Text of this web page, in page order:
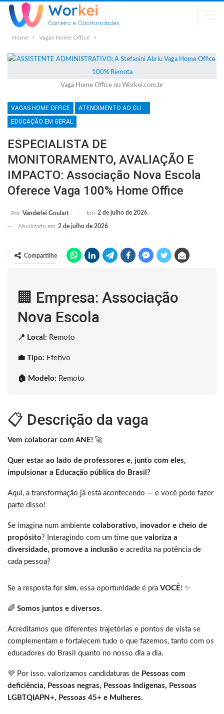
Home Vagas Home Office
Vaga Home Office no Workei.com.br
VAGAS HOME OFFICE
ATENDIMENTO AO CLIENTE
EDUCAÇÃO EM GERAL
ESPECIALISTA DE
MONITORAMENTO, AVALIAÇÃO E
IMPACTO: Associação Nova Escola
Oferece Vaga 100% Home Office
Por Vanderlei Goulart Em 2 de julho de 2026
Atualizado em 2 de julho de 2026
Compartilhe
🏢 Empresa: Associação
Nova Escola
📍 Local: Remoto
💼 Tipo: Efetivo
🏠 Modelo: Remoto
📋 Descrição da vaga
Vem colaborar com ANE! 🚀
Quer estar ao lado de professores e, junto com eles,
impulsionar a Educação pública do Brasil?
Aqui, a transformação já está acontecendo — e você pode fazer
parte disso!
Se imagina num ambiente colaborativo, inovador e cheio de
propósito? Interagindo com um time que valoriza a
diversidade, promove a inclusão e acredita na potência de
cada pessoa?
Se a resposta for sim, essa oportunidade é pra VOCÊ! ✨
🌈 Somos juntos e diversos.
Acreditamos que diferentes trajetórias e pontos de vista se
complementam e fortalecem tudo o que fazemos, tanto com os
educadores do Brasil quanto no nosso dia a dia.
💜 Por isso, valorizamos candidaturas de Pessoas com
deficiência, Pessoas negras, Pessoas Indigenas, Pessoas
LGBTQIAPN+, Pessoas 45+ e Mulheres.